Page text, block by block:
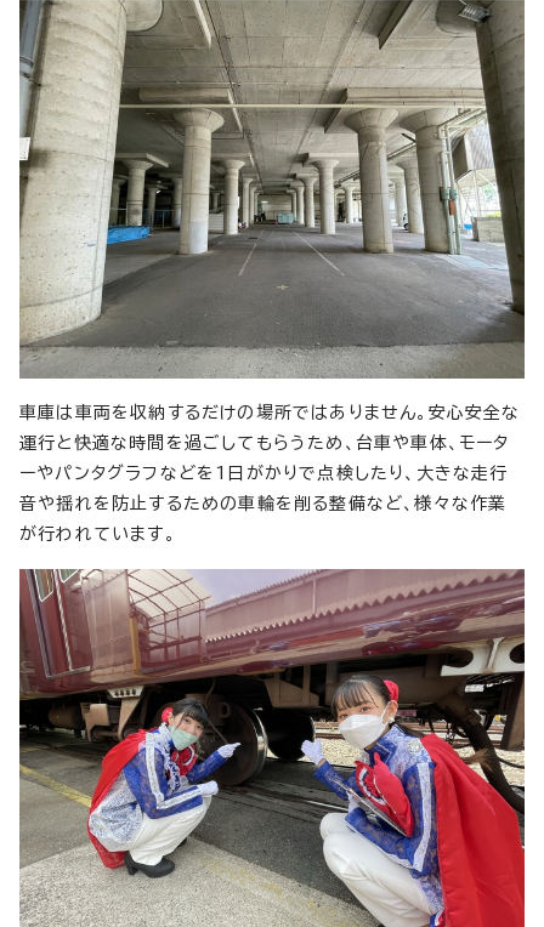
車庫は車両を収納するだけの場所ではありません。安心安全な
運行と快適な時間を過ごしてもらうため、台車や車体、モータ
ーやパンタグラフなどを1日がかりで点検したり、大きな走行
音や揺れを防止するための車輪を削る整備など、様々な作業
が行われています。